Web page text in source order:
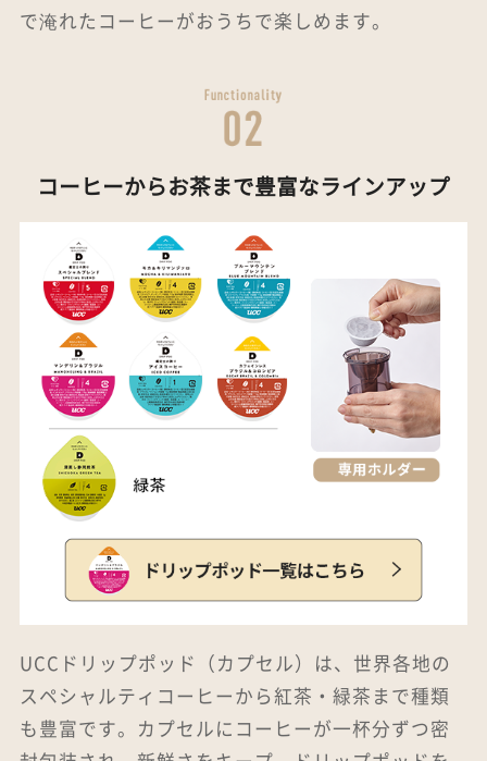
で淹れたコーヒーがおうちで楽しめます。
コーヒーからお茶まで豊富なラインアップ
UCCドリップポッド（カプセル）は、世界各地の
スペシャルティコーヒーから紅茶・緑茶まで種類
も豊富です。カプセルにコーヒーが一杯分ずつ密